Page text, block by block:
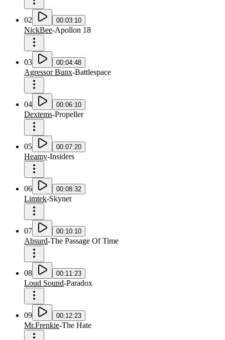
02 00:03:10
NickBee-Apollon 18
03 00:04:48
Agressor Bunx-Battlespace
04 00:06:10
Dextems-Propeller
05 00:07:20
Heamy-Insiders
06 00:08:32
Limtek-Skynet
07 00:10:10
Absurd-The Passage Of Time
08 00:11:23
Loud Sound-Paradox
09 00:12:23
Mr.Frenkie-The Hate